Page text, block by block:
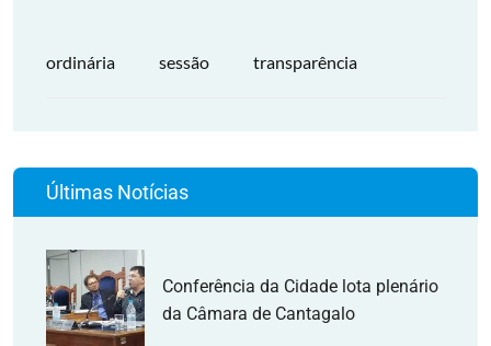
ordinária sessão transparência
Últimas Notícias
Conferência da Cidade lota plenário
da Câmara de Cantagalo